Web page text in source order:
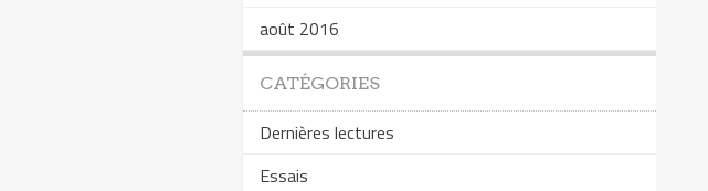
août 2016
CATÉGORIES
Dernières lectures
Essais